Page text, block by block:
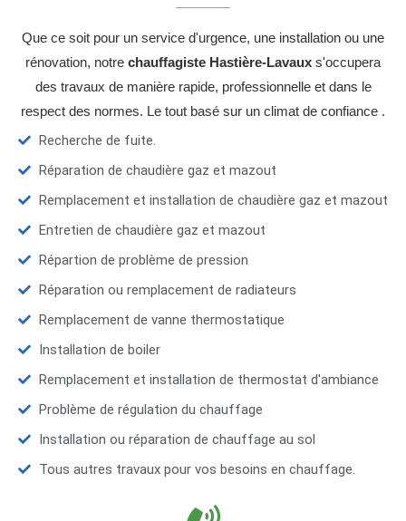
Que ce soit pour un service d'urgence, une installation ou une
rénovation, notre chauffagiste Hastière-Lavaux s'occupera
des travaux de manière rapide, professionnelle et dans le
respect des normes. Le tout basé sur un climat de confiance .
Recherche de fuite.
Réparation de chaudière gaz et mazout
Remplacement et installation de chaudière gaz et mazout
Entretien de chaudière gaz et mazout
Répartion de problème de pression
Réparation ou remplacement de radiateurs
Remplacement de vanne thermostatique
Installation de boiler
Remplacement et installation de thermostat d'ambiance
Problème de régulation du chauffage
Installation ou réparation de chauffage au sol
Tous autres travaux pour vos besoins en chauffage.